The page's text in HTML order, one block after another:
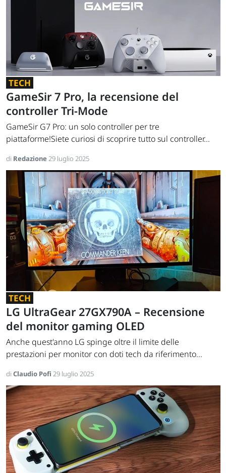
TECH
GameSir 7 Pro, la recensione del
controller Tri-Mode
GameSir G7 Pro: un solo controller per tre
piattaforme!Siete curiosi di scoprire tutto sul controller...
di Redazione29 luglio 2025
TECH
LG UltraGear 27GX790A – Recensione
del monitor gaming OLED
Anche quest'anno LG spinge oltre il limite delle
prestazioni per monitor con doti tech da riferimento...
di Claudio Pofi 29 luglio 2025